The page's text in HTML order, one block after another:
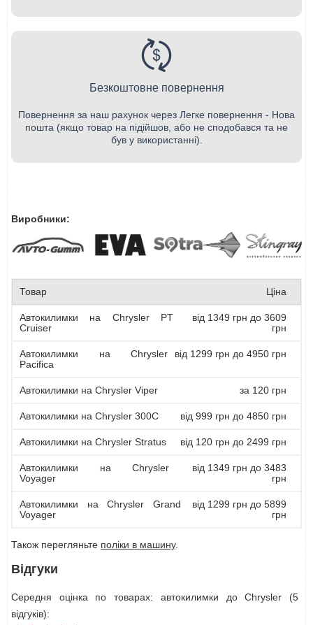
Безкоштовне повернення
Повернення за наш рахунок через Легке повернення - Нова
пошта (якщо товар на підійшов, або не сподобався та не
був у використанні).
Виробники:
Товар Ціна
Автокилимки на Chrysler PT
Cruiser
від 1349 грн до 3609
грн
Автокилимки на Chrysler
Pacifica
від 1299 грн до 4950 грн
Автокилимки на Chrysler Viper за 120 грн
Автокилимки на Chrysler 300C від 999 грн до 4850 грн
Автокилимки на Chrysler Stratus від 120 грн до 2499 грн
Автокилимки на Chrysler
Voyager
від 1349 грн до 3483
грн
Автокилимки на Chrysler Grand
Voyager
від 1299 грн до 5899
грн
Також перегляньте поліки в машину.
Відгуки
Середня оцінка по товарах: автокилимки до Chrysler (5
відгуків):